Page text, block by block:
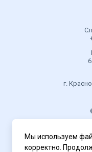
г.
Мы используем
корректно.